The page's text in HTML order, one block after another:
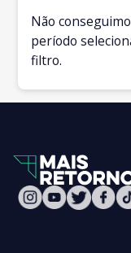
Não
período
filtro.